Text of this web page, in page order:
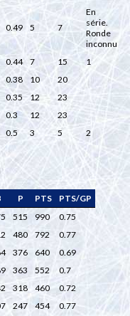
0.49 5 7
En
série.
Ronde
inconnu
0.44 7 15
1
0.38 10
20
0.35 12
23
0.3 12
23
0.5 3 5 2
P PTS
PTS/GP
515 990
0.75
480 792
0.77
376 640
0.69
363 552
0.7
318 460
0.72
247 454 0.77